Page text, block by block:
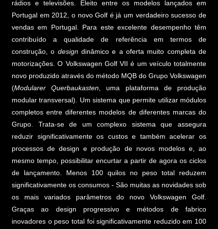
rádios e televisões. Eleito entre os modelos lançados em
Portugal em 2012, o novo Golf é já um verdadeiro sucesso de
vendas em Portugal. Para este excelente desempenho têm
contribuído a qualidade de referência em termos de
construção, o designdinâmico e a oferta muito completa de
motorizações. O Volkswagen Golf VII é um veículo totalmente
novo produzido através do método MQB do Grupo Volkswagen
(Modularer Querbaukasten , uma plataforma de produção
modular transversal). Um sistema que permite utilizar módulos
completos entre diferentes modelos de diferentes marcas do
Grupo. Trata-se de um complexo sistema que assegura
reduzir significativamente os custos e também acelerar os
processos de design e produção de novos modelos e, ao
mesmo tempo, possibilitar encurtar a partir de agora os ciclos
de lançamento. Menos 100 quilos no peso total reduzem
significativamente os consumos - São muitas as novidades sob
os mais variados parâmetros do novo Volkswagen Golf.
Graças ao design progressivo e métodos de fabrico
inovadores o peso total foi significativamente reduzido em 100